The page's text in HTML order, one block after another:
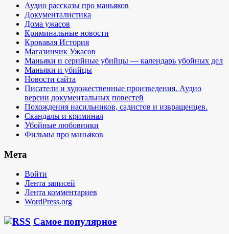
Аудио рассказы про маньяков
Документалистика
Дома ужасов
Криминальные новости
Кровавая История
Магазинчик Ужасов
Маньяки и серийные убийцы — календарь убойных дел
Маньяки и убийцы
Новости сайта
Писатели и художественные произведения. Аудио
версии документальных повестей
Похождения насильников, садистов и извращенцев.
Скандалы и криминал
Убойные любовники
Фильмы про маньяков
Мета
Войти
Лента записей
Лента комментариев
WordPress.org
Самое популярное